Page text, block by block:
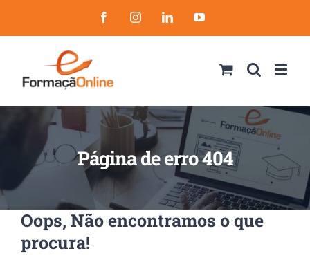
to
FacebookInstagramLinkedInYouTube
Página de erro 404
Oops, Não encontramos o que
procura!